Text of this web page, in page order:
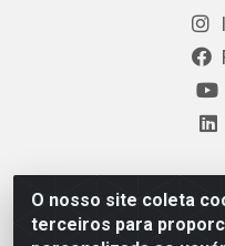
O nosso site coleta
terceiros para
Polimold Industrial Ltda
Bernardo do Campo /